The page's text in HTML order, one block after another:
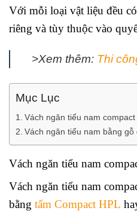
Với mỗi loại vật liệu đều
riêng và tùy thuộc vào
>Xem thêm: Thi
Mục Lục
Vách ngăn tiểu nam compact
Vách ngăn tiểu nam bằng gỗ
Vách ngăn tiểu nam
Vách ngăn tiểu nam
bằng tấm Compact HPL